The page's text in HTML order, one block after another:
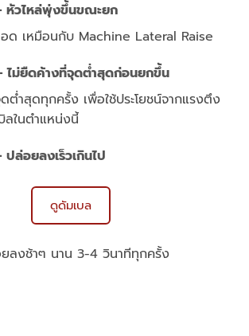
วไหล่พุ่งขึ้นขณะยก
ด เหมือนกับ Machine Lateral Raise
ม่ยืดค้างที่จุดต่ำสุดก่อนยกขึ้น
ต่ำสุดทุกครั้ง เพื่อใช้ประโยชน์จากแรงตึง
ลในตำแหน่งนี้
ล่อยลงเร็วเกินไป
ดูดัมเบล
ลงช้าๆ นาน 3-4 วินาทีทุกครั้ง